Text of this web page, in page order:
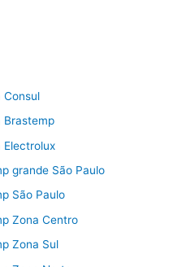
Consul
Brastemp
Electrolux
grande São Paulo
São Paulo
Zona Centro
Zona Sul